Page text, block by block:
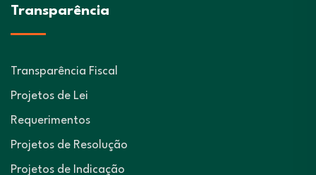
Transparência
Transparência Fiscal
Projetos de Lei
Requerimentos
Projetos de Resolução
Projetos de Indicação